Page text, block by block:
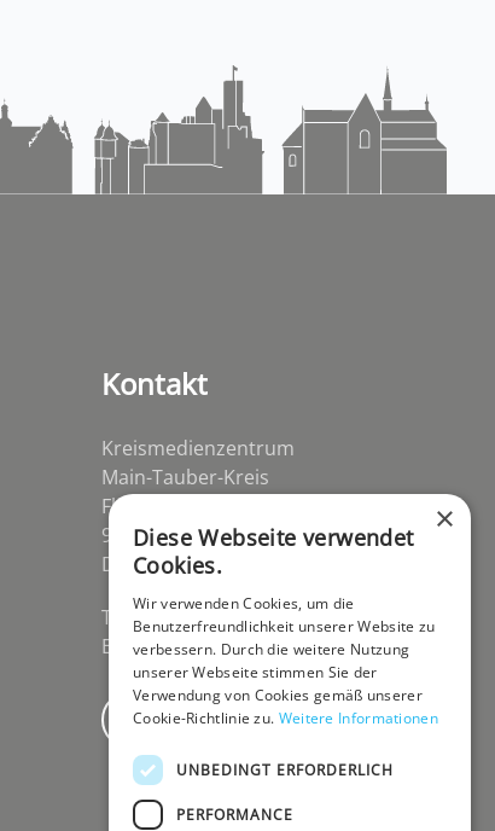
Kontakt
Kreismedienzentrum
Main-Tauber-Kreis
Flurstraße 2
97941 Tauberbischofsheim-
Distelhausen
Telefon 09341 84670
E-Mailpost@kmz-tbb.de
Newsletter
×
Diese Webseite verwendet
Cookies.
Wir verwenden Cookies, um die
Benutzerfreundlichkeit unserer Website zu
verbessern. Durch die weitere Nutzung
unserer Webseite stimmen Sie der
Verwendung von Cookies gemäß unserer
Cookie-Richtlinie zu. Weitere Informationen
UNBEDINGT ERFORDERLICH
PERFORMANCE